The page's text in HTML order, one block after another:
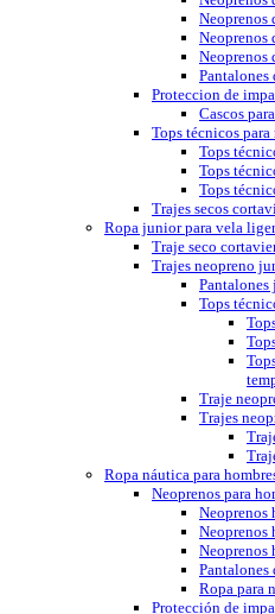
Neoprenos
Neoprenos
Neoprenos
Pantalones
Proteccion de
Cascos
Tops técnicos para
Tops
Tops
Tops
Trajes secos
Ropa junior para vela
Traje seco
Trajes neopreno
Pantalones
Tops
Traje
Trajes
Ropa náutica para
Neoprenos para
Neoprenos
Neoprenos
Neoprenos
Pantalones
Ropa para
Protección de